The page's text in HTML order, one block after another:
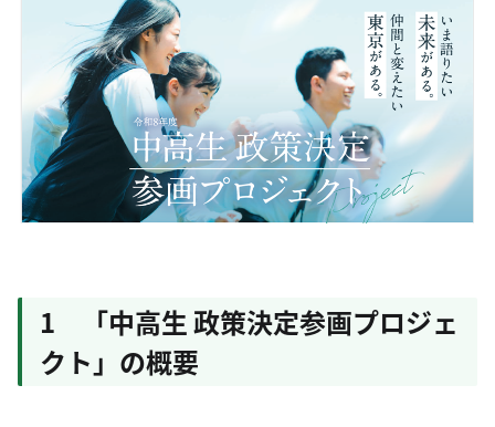
1 「中高生 政策決定参画プロジェ
クト」の概要